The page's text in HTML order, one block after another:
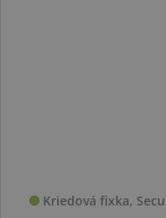
Kriedová fixka,